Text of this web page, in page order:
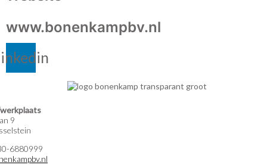
www.bonenkampbv.nl
9
6880999